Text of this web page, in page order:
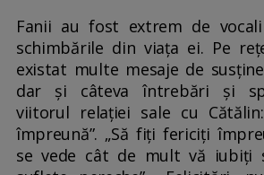
Fanii au fost extrem de
schimbările din viața ei. Pe
existat multe mesaje de
dar și câteva întrebări și
viitorul relației sale cu
împreună”. „Să fiți fericiți
se vede cât de mult vă iubiți